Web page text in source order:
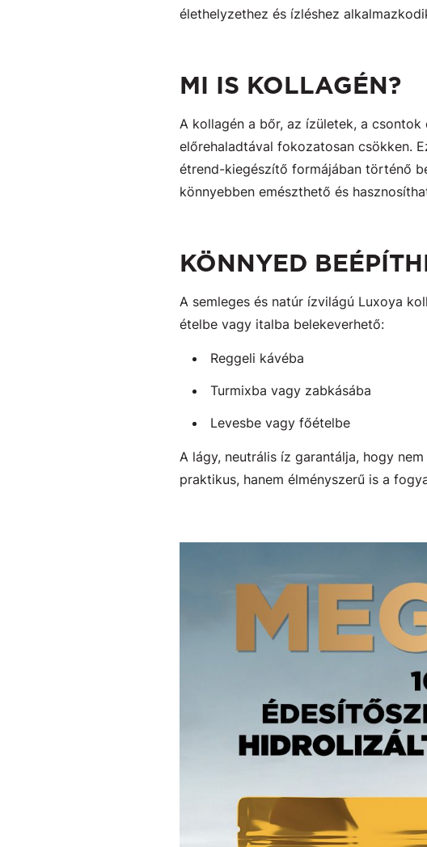
élethelyzethez és ízléshez
MI IS KOLLAGÉN?
A kollagén a bőr, az ízületek, a
előrehaladtával fokozatosan csökken.
étrend-kiegészítő formájában történő
könnyebben emészthető és
KÖNNYED
A semleges és natúr ízvilágú Luxoya
ételbe vagy italba belekeverhető:
Reggeli kávéba
Turmixba vagy zabkásába
Levesbe vagy főételbe
A lágy, neutrális íz garantálja, hogy
praktikus, hanem élményszerű is a